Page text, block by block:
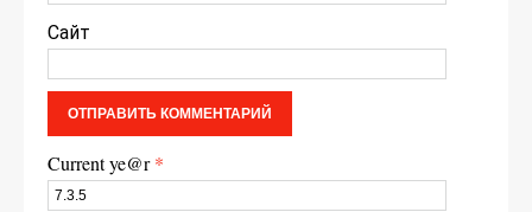
Сайт
Current ye@r*